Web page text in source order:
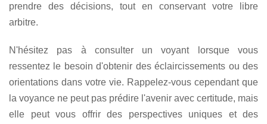
prendre des décisions, tout en conservant votre libre
arbitre.
N'hésitez pas à consulter un voyant lorsque vous
ressentez le besoin d'obtenir des éclaircissements ou des
orientations dans votre vie. Rappelez-vous cependant que
la voyance ne peut pas prédire l'avenir avec certitude, mais
elle peut vous offrir des perspectives uniques et des